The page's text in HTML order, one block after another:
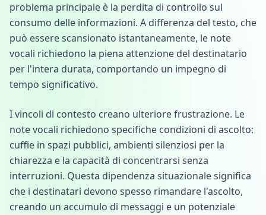
problema principale è la perdita di controllo sul
consumo delle informazioni. A differenza del testo, che
può essere scansionato istantaneamente, le note
vocali richiedono la piena attenzione del destinatario
per l'intera durata, comportando un impegno di
tempo significativo.
I vincoli di contesto creano ulteriore frustrazione. Le
note vocali richiedono specifiche condizioni di ascolto:
cuffie in spazi pubblici, ambienti silenziosi per la
chiarezza e la capacità di concentrarsi senza
interruzioni. Questa dipendenza situazionale significa
che i destinatari devono spesso rimandare l'ascolto,
creando un accumulo di messaggi e un potenziale